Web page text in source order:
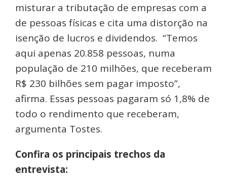
misturar a tributação de empresas com a
de pessoas físicas e cita uma distorção na
isenção de lucros e dividendos. “Temos
aqui apenas 20.858 pessoas, numa
população de 210 milhões, que receberam
R$ 230 bilhões sem pagar imposto”,
afirma. Essas pessoas pagaram só 1,8% de
todo o rendimento que receberam,
argumenta Tostes.
Confira os principais trechos da
entrevista: